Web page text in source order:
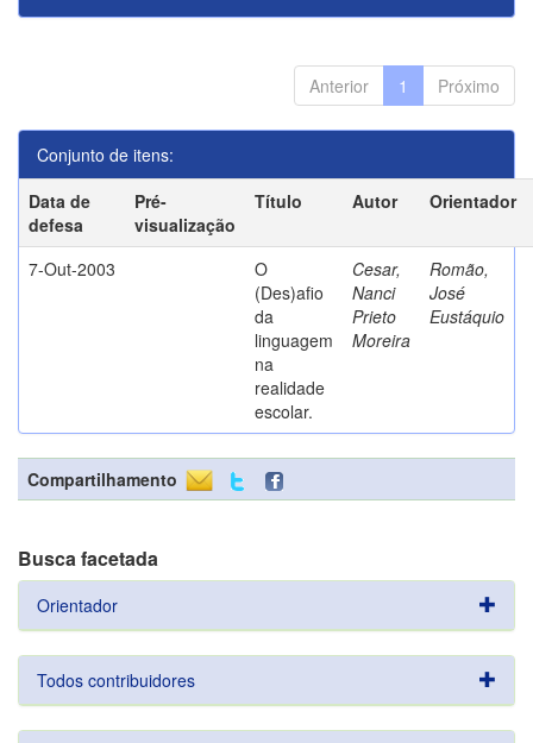
Anterior 1 Próximo
Conjunto de itens:
Data de
defesa
Pré-
visualização
Título Autor Orientador
7-Out-2003
O
(Des)afio
da
linguagem
na
realidade
escolar.
Cesar,
Nanci
Prieto
Moreira
Romão,
José
Eustáquio
Compartilhamento
Busca facetada
Orientador
Todos contribuidores